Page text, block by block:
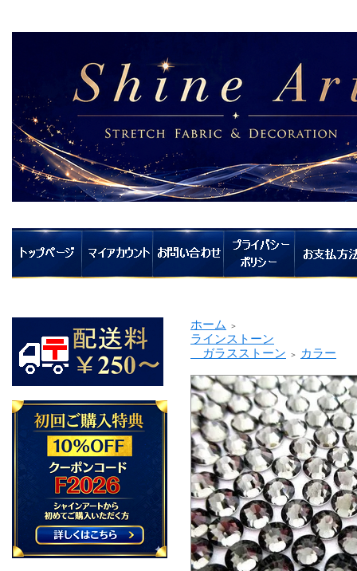
ホーム ＞
ラインストーン
ガラスストーン
＞ カラー